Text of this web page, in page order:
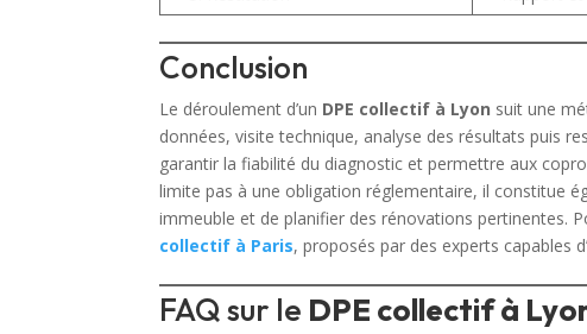
Conclusion
Le déroulement d’un DPE collectif à Lyon suit une
données, visite technique, analyse des résultats puis
garantir la fiabilité du diagnostic et permettre aux
limite pas à une obligation réglementaire, il constitue
immeuble et de planifier des rénovations pertinentes.
collectif à Paris, proposés par des experts capables
FAQ sur le DPE collectif à